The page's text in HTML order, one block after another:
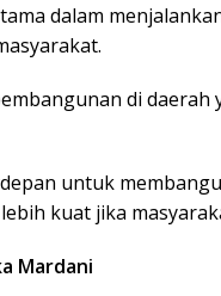
dalam
di daerah
untuk
kuat jika
Mardani